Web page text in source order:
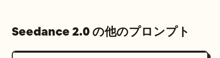
Seedance 2.0 の他のプロンプト